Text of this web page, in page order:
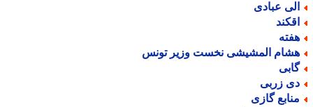
عبادی
المشیشی نخست وزیر تونس
زربی
گازی